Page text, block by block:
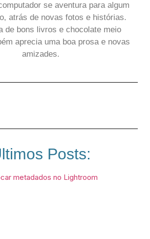
se aventura para algum
atrás de novas fotos e histórias.
de bons livros e chocolate meio
aprecia uma boa prosa e novas
amizades.
Posts: